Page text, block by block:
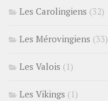
Les Carolingiens (32)
Les Mérovingiens (33)
Les Valois (1)
Les Vikings (1)